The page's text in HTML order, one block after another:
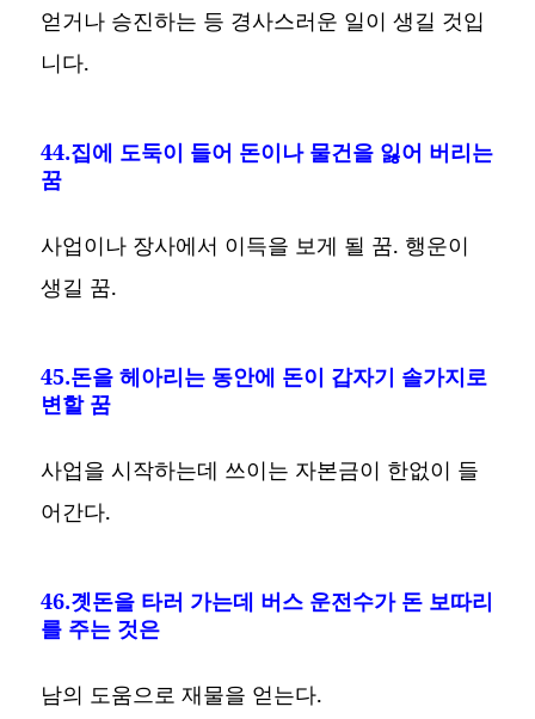
얻거나 승진하는 등 경사스러운 일이 생길 것입
니다.
44.집에 도둑이 들어 돈이나 물건을 잃어 버리는
꿈
사업이나 장사에서 이득을 보게 될 꿈. 행운이
생길 꿈.
45.돈을 헤아리는 동안에 돈이 갑자기 솔가지로
변할 꿈
사업을 시작하는데 쓰이는 자본금이 한없이 들
어간다.
46.곗돈을 타러 가는데 버스 운전수가 돈 보따리
를 주는 것은
남의 도움으로 재물을 얻는다.